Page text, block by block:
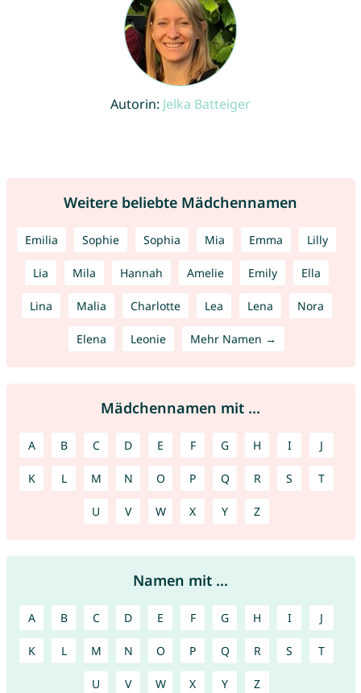
Autorin: Jelka Batteiger
Weitere beliebte Mädchennamen
Emilia Sophie Sophia Mia Emma Lilly
Lia Mila Hannah Amelie Emily Ella
Lina Malia Charlotte Lea Lena Nora
Elena Leonie Mehr Namen →
Mädchennamen mit ...
A B C D E F G H I J
K L M N O P Q R S T
U V W X Y Z
Namen mit ...
A B C D E F G H I J
K L M N O P Q R S T
U V W X Y Z